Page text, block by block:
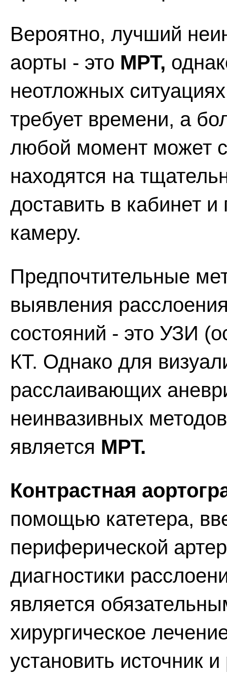
Вероятно, лучший
аорты - это МРТ,
неотложных
требует времени, а
любой момент может
находятся на
доставить в кабинет
камеру.
Предпочтительные
выявления
состояний - это УЗИ
КТ. Однако для
расслаивающих
неинвазивных
является МРТ.
Контрастная
помощью катетера,
периферической
диагностики
является
хирургическое
установить источник